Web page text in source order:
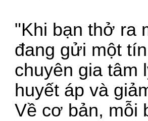
"Khi bạn thở ra
đang gửi một
chuyên gia tâm
huyết áp và
Về cơ bản, mỗi